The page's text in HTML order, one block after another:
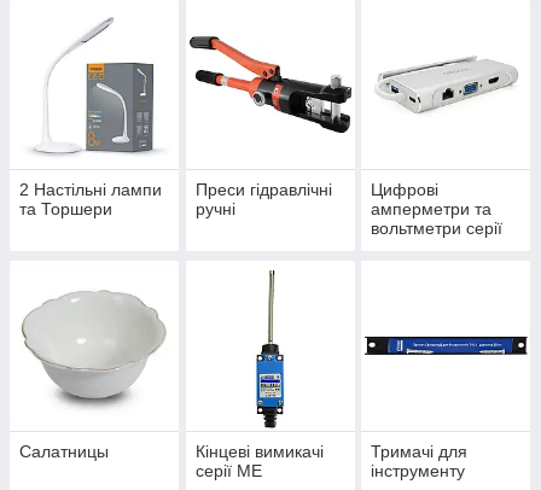
2 Настільні лампи
та Торшери
Преси гідравлічні
ручні
Цифрові
амперметри та
вольтметри серії
Салатницы
Кінцеві вимикачі
серії МЕ
Тримачі для
інструменту